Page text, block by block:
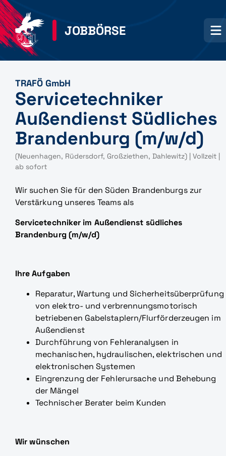
JOBBÖRSE
TRAFÖ GmbH
Servicetechniker
Außendienst Südliches
Brandenburg (m/w/d)
(Neuenhagen, Rüdersdorf, Großziethen, Dahlewitz) | Vollzeit |
ab sofort
Wir suchen Sie für den Süden Brandenburgs zur
Verstärkung unseres Teams als
Servicetechniker im Außendienst südliches
Brandenburg (m/w/d)
Ihre Aufgaben
Reparatur, Wartung und Sicherheitsüberprüfung
von elektro- und verbrennungsmotorisch
betriebenen Gabelstaplern/Flurförderzeugen im
Außendienst
Durchführung von Fehleranalysen in
mechanischen, hydraulischen, elektrischen und
elektronischen Systemen
Eingrenzung der Fehlerursache und Behebung
der Mängel
Technischer Berater beim Kunden
Wir wünschen